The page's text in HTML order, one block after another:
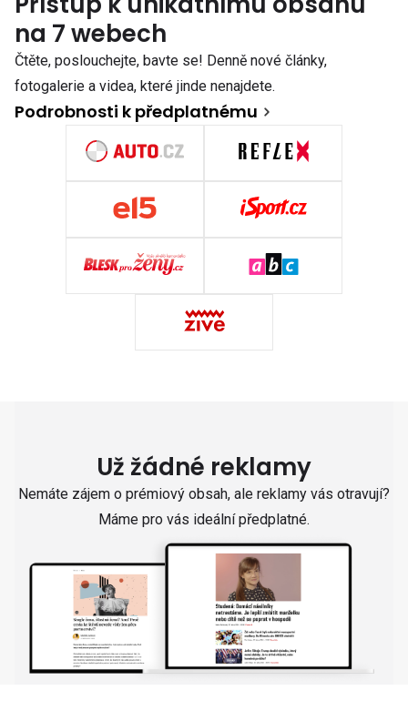
na 7 webech
Čtěte, poslouchejte, bavte se! Denně nové články,
fotogalerie a videa, které jinde nenajdete.
Podrobnosti k předplatnému
Už žádné reklamy
Nemáte zájem o prémiový obsah, ale reklamy vás otravují?
Máme pro vás ideální předplatné.